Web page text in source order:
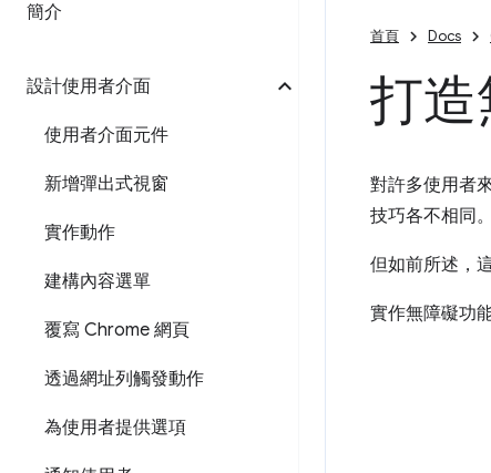
簡介
設計使用者介面
使用者介面元件
新增彈出式視窗
實作動作
建構內容選單
覆寫 Chrome 網頁
透過網址列觸發動作
為使用者提供選項
首頁 Docs
打
對許多使用者
技巧各不相同
但如前所述，
實作無障礙功